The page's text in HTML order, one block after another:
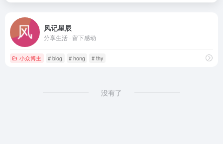
风记星辰
分享生活 · 留下感动
小众博主 # blog # hong # thy
没有了